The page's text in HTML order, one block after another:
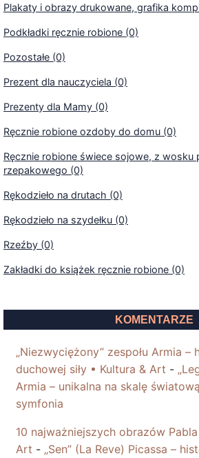
Plakaty i obrazy drukowane, grafika
Podkładki ręcznie robione (0)
Pozostałe (0)
Prezent dla nauczyciela (0)
Prezenty dla Mamy (0)
Ręcznie robione ozdoby do domu (0)
Ręcznie robione świece sojowe, z wosku
rzepakowego (0)
Rękodzieło na drutach (0)
Rękodzieło na szydełku (0)
Rzeźby (0)
Zakładki do książek ręcznie robione (0)
KOMENTARZE
„Niezwyciężony” zespołu Armia –
duchowej siły • Kultura & Art -
Armia – unikalna na skalę
symfonia
10 najważniejszych obrazów
Art - „Sen” (La Reve) Picassa –